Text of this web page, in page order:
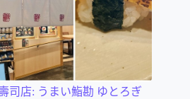
司店: うまい鮨勘 ゆとろぎ